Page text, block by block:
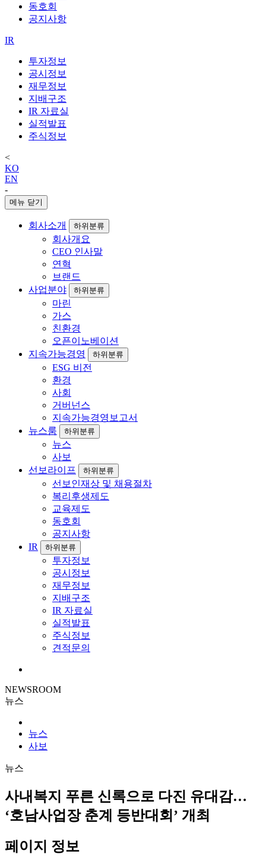
동호회
공지사항
IR
투자정보
공시정보
재무정보
지배구조
IR 자료실
실적발표
주식정보
<
KO
EN
-
메뉴 닫기
회사소개 하위분류
회사개요
CEO 인사말
연혁
브랜드
사업분야
하위분류
마린
가스
친환경
오픈이노베이션
지속가능경영
하위분류
ESG 비전
환경
사회
거버넌스
지속가능경영보고서
뉴스룸
하위분류
뉴스
사보
선보라이프
하위분류
선보인재상 및 채용절차
복리후생제도
교육제도
동호회
공지사항
IR
하위분류
투자정보
공시정보
재무정보
지배구조
IR 자료실
실적발표
주식정보
견적문의
NEWSROOM
뉴스
뉴스
사보
뉴스
사내복지 푸른 신록으로 다진 유대감…
‘호남사업장 춘계 등반대회’ 개최
페이지 정보